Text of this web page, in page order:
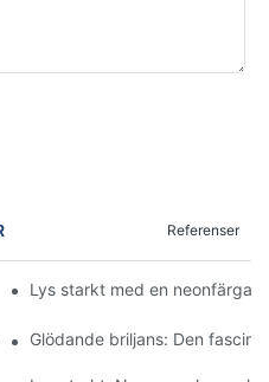
Referenser
av neonvågiga speglar
Lys starkt med en
lockelse
Glödande briljans: Den